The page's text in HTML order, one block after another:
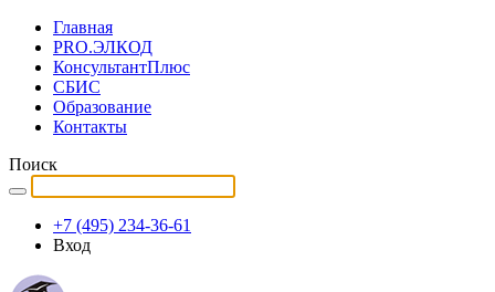
Главная
PRO.ЭЛКОД
КонсультантПлюс
СБИС
Образование
Контакты
Поиск
+7 (495) 234-36-61
Вход